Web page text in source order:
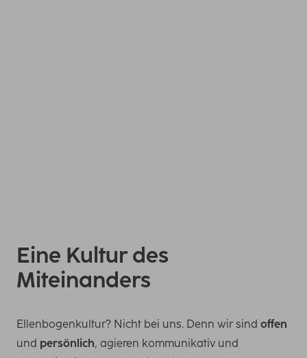
Eine Kultur des
Miteinanders
Ellenbogenkultur? Nicht bei uns. Denn wir sind offen
und persönlich, agieren kommunikativ und